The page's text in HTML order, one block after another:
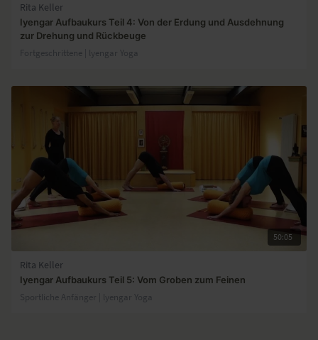
Rita Keller
Iyengar Aufbaukurs Teil 4: Von der Erdung und Ausdehnung
zur Drehung und Rückbeuge
Fortgeschrittene | lyengar Yoga
50:05
Rita Keller
Iyengar Aufbaukurs Teil 5: Vom Groben zum Feinen
Sportliche Anfänger | lyengar Yoga